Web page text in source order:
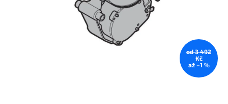
od 3 492
Kč
až –1 %